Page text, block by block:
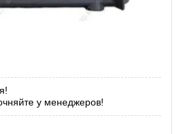
у менеджеров!